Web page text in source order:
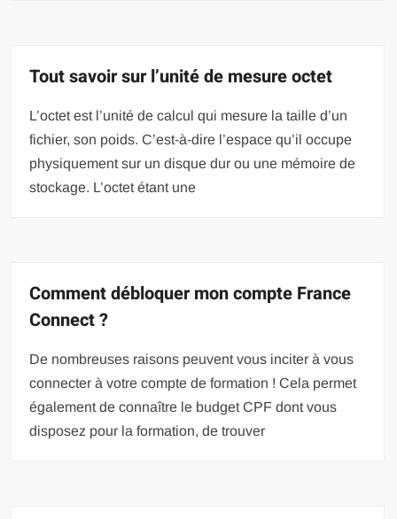
Tout savoir sur l’unité de mesure octet
L’octet est l’unité de calcul qui mesure la taille d’un
fichier, son poids. C’est-à-dire l’espace qu’il occupe
physiquement sur un disque dur ou une mémoire de
stockage. L’octet étant une
Comment débloquer mon compte France
Connect ?
De nombreuses raisons peuvent vous inciter à vous
connecter à votre compte de formation ! Cela permet
également de connaître le budget CPF dont vous
disposez pour la formation, de trouver